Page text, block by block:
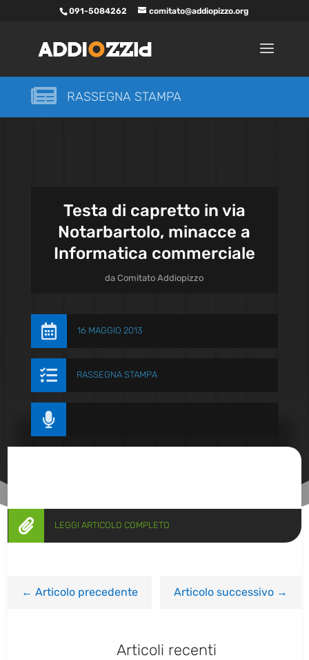
091-5084262 comitato@addiopizzo.org
 RASSEGNA STAMPA
Testa di capretto in via
Notarbartolo, minacce a
Informatica commerciale
daComitato Addiopizzo
 16 MAGGIO 2013
 RASSEGNA STAMPA

 LEGGI ARTICOLO COMPLETO
←Articolo precedente Articolo successivo→
Articoli recenti